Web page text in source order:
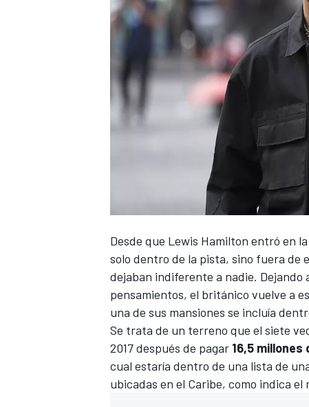
Desde que Lewis Hamilton entró en la
solo dentro de la pista, sino fuera de
dejaban indiferente a nadie. Dejando
pensamientos, el británico vuelve a
una de sus mansiones se incluía
Se trata de un terreno que el siete
2017 después de pagar 16,5
cual estaría dentro de una lista de
ubicadas en el Caribe, como indica el